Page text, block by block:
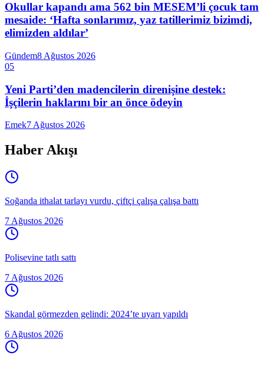
Okullar kapandı ama 562 bin MESEM’li çocuk tam
mesaide: ‘Hafta sonlarımız, yaz tatillerimiz bizimdi,
elimizden aldılar’
Gündem8 Ağustos 2026
05
Yeni Parti’den madencilerin direnişine destek:
İşçilerin haklarını bir an önce ödeyin
Emek7 Ağustos 2026
Haber Akışı
Soğanda ithalat tarlayı vurdu, çiftçi çalışa çalışa battı
7 Ağustos 2026
Polisevine tatlı sattı
7 Ağustos 2026
Skandal görmezden gelindi: 2024’te uyarı yapıldı
6 Ağustos 2026